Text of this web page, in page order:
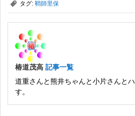
, タグ: 鞘師里保
椿道茂高 記事一覧
道重さんと熊井ちゃんと小片さんと
す。